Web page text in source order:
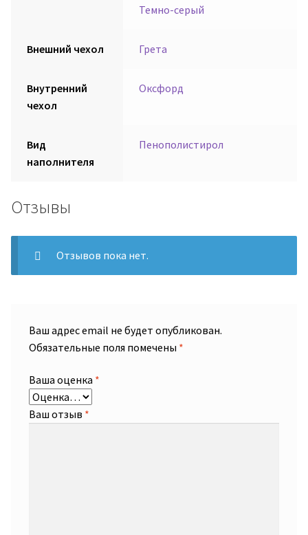
Темно-серый
Внешний чехол Грета
Внутренний
чехол
Оксфорд
Вид
наполнителя
Пенополистирол
Отзывы
Отзывов пока нет.
Ваш адрес email не будет опубликован.
Обязательные поля помечены *
Ваша оценка *
Ваш отзыв *